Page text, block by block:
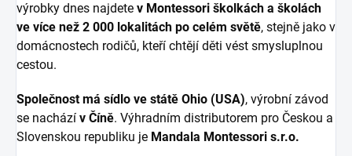
výrobky dnes najdete v Montessori školkách a školách
ve více než 2 000 lokalitách po celém světě, stejně jako v
domácnostech rodičů, kteří chtějí děti vést smysluplnou
cestou.
Společnost má sídlo ve státě Ohio (USA), výrobní závod
se nachází v Číně. Výhradním distributorem pro Českou a
Slovenskou republiku je Mandala Montessori s.r.o.